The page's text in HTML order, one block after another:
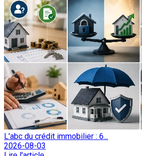
L'abc du crédit immobilier : 6...
2026-08-03